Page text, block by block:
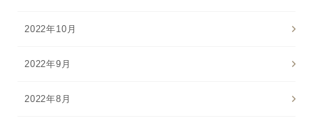
2022年10月
2022年9月
2022年8月